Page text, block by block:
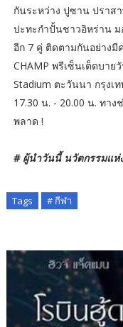
กันระหว่าง ปูซาน ปราส
ปะทะกำปั้นชาวอิหร่าน ม
อีก 7 คู่ ติดตามกันอย่างมี
CHAMP พรีเซ็นเต็ดบาย
Stadium ตะวันนา กรุงเ
17.30 น. - 20.00 น. ทา
พลาด !
# ผู้นำวันนี้ นวัตกรรมแห่
Tags # กีฬา